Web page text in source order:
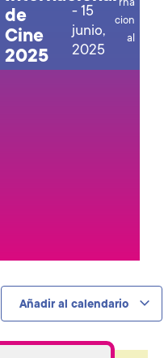
de
Cine
2025
-15
junio,
2025
cion
al
Añadir al calendario